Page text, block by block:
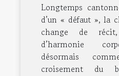
Longtemps
d’un « défaut », la
change de
d’harmonie
désormais
croisement du